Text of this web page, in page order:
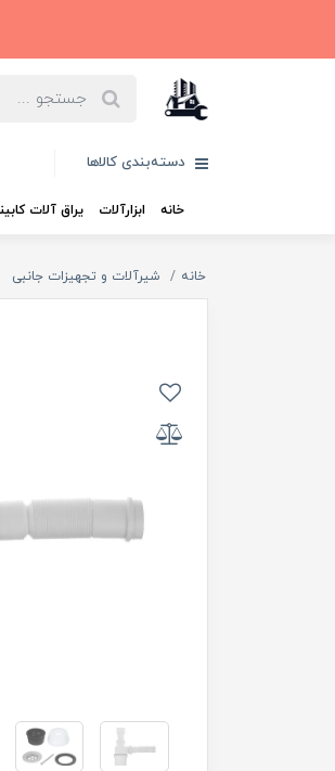
دسته‌بندی کالاها
خانه ابزارآلات یراق آلات
خانه شیرآلات و تجهیزات جانبی